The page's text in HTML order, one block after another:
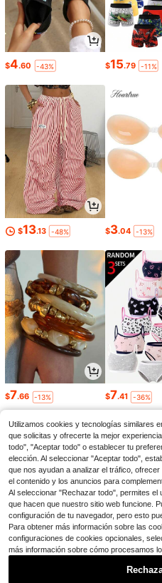
$4.60 -43% $15.79 -11%
$13.13 -48% $3.04 -13%
$7.66 -13% $7.41 -36%
Utilizamos cookies y tecnologías similares
que solicitas y ofrecerte la mejor
todo", "Aceptar todo" o establecer tu
elección. Al seleccionar "Aceptar todo",
que nos ayudan a analizar el tráfico,
el contenido y los anuncios para
Al seleccionar "Rechazar todo", permites
que hacen que nuestro sitio web funcione.
configuración de tu navegador, pero esto
Para obtener más información sobre las
configuraciones de cookies opcionales,
más información sobre cómo procesamos